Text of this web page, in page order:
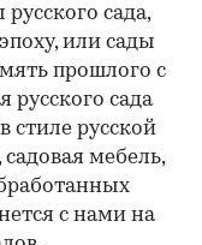
сада,
или сады
прошлого с
сада
стиле русской
мебель,
с нами на